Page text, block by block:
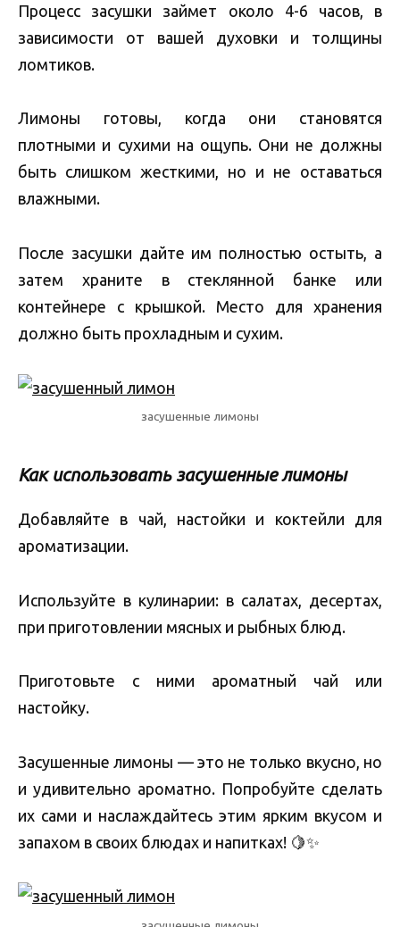
Процесс засушки займет около 4-6 часов, в
зависимости от вашей духовки и толщины
ломтиков.
Лимоны готовы, когда они становятся
плотными и сухими на ощупь. Они не должны
быть слишком жесткими, но и не оставаться
влажными.
После засушки дайте им полностью остыть, а
затем храните в стеклянной банке или
контейнере с крышкой. Место для хранения
должно быть прохладным и сухим.
засушенные лимоны
Как использовать засушенные лимоны
Добавляйте в чай, настойки и коктейли для
ароматизации.
Используйте в кулинарии: в салатах, десертах,
при приготовлении мясных и рыбных блюд.
Приготовьте с ними ароматный чай или
настойку.
Засушенные лимоны — это не только вкусно, но
и удивительно ароматно. Попробуйте сделать
их сами и наслаждайтесь этим ярким вкусом и
запахом в своих блюдах и напитках! 🍋✨